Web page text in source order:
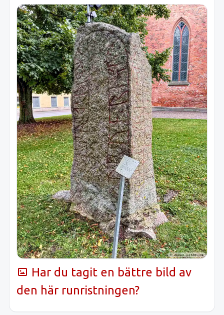
Har du tagit en bättre bild av
den här runristningen?